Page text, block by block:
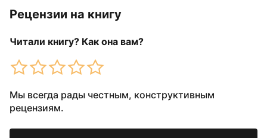
Рецензии на книгу
Читали книгу? Как она вам?
Мы всегда рады честным, конструктивным
рецензиям.